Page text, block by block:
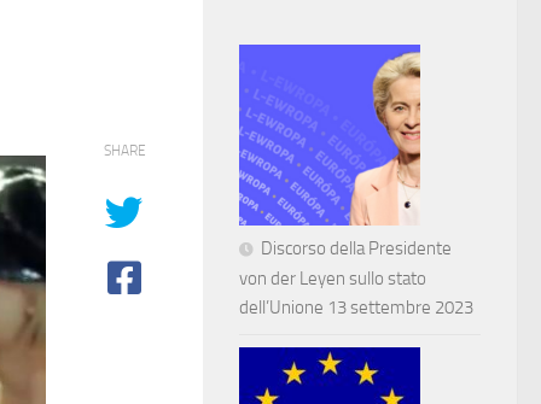
SHARE
Discorso della Presidente
von der Leyen sullo stato
dell’Unione 13 settembre 2023